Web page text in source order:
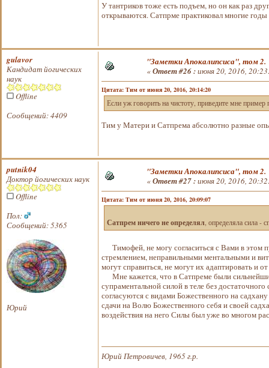
У тантриков тоже есть подъем, но он как раз
открываются. Сатпрме практиковал многие
gulavor
Кандидат йогических
наук
Offline
Сообщений: 4409
"Заметки Апокалипсиса", том 2.
«Ответ #26 :июня 20, 2016,
Цитата: Тим от июня 20, 2016, 20:14:20
Если уж говорить на чистоту, приведите мне
Тим у Матери и Сатпрема абсолютно разные
putnik04
Доктор йогических наук
Offline
Пол:
Сообщений: 5365
Юрий
"Заметки Апокалипсиса", том 2.
«Ответ #27 :июня 20, 2016,
Цитата: Тим от июня 20, 2016, 20:09:07
Сатпрем ничего не определял , определяла сила -
Тимофей, не могу согласиться с Вами в этом
стремлением, неправильными ментальными и
могут справиться, не могут их адаптировать и
Мне кажется, что в Сатпреме были
супраментальной силой в теле без
согласуются с видами Божественного на
сдачи на Волю Божественного себя и своей
воздействия на него Силы был уже во многом
Юрий Петровичев, 1965 г.р.